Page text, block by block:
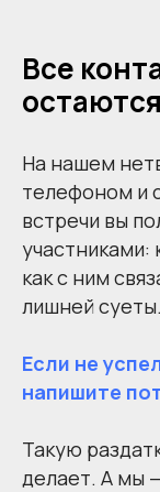
Все
На нашем
телефоном и
встречи вы
участниками:
как с ним
лишней суеты.
Если не
напишите
Такую
делает. А мы